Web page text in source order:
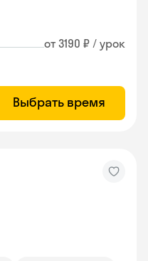
от 3190 ₽ / урок
Выбрать время